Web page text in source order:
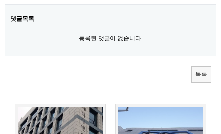
댓글목록
등록된 댓글이 없습니다.
목록